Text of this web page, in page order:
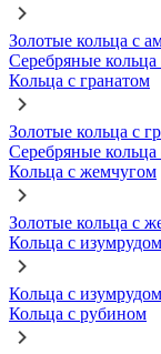
Золотые кольца с
Серебряные кольца
Кольца с гранатом
Золотые кольца с
Серебряные кольца
Кольца с жемчугом
Золотые кольца с
Кольца с изумрудом
Кольца с
Кольца с рубином